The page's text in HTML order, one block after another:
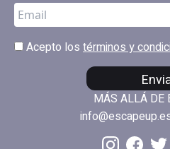
Acepto los términos y
MÁS ALLÁ DE